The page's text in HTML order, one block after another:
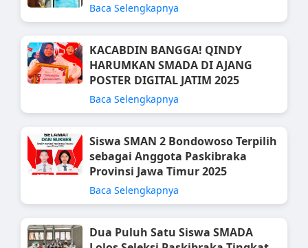
Baca Selengkapnya
KACABDIN BANGGA! QINDY
HARUMKAN SMADA DI AJANG
POSTER DIGITAL JATIM 2025
Baca Selengkapnya
Siswa SMAN 2 Bondowoso Terpilih
sebagai Anggota Paskibraka
Provinsi Jawa Timur 2025
Baca Selengkapnya
Dua Puluh Satu Siswa SMADA